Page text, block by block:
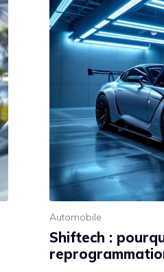
Automobile
Shiftech :